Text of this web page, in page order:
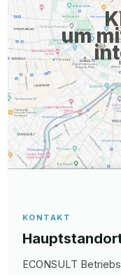
um
KONTAKT
ECONSULT